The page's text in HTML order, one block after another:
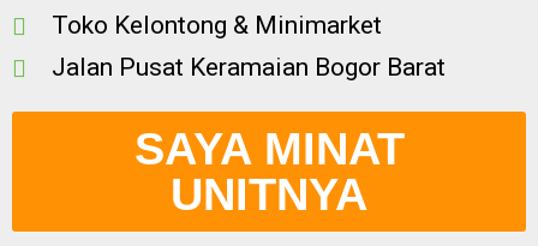
Toko Kelontong & Minimarket
Jalan Pusat Keramaian Bogor Barat
SAYA MINAT
UNITNYA